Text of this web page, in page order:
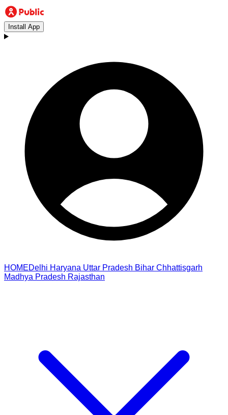
Install App
HOMEDelhi Haryana Uttar Pradesh Bihar Chhattisgarh
Madhya Pradesh Rajasthan